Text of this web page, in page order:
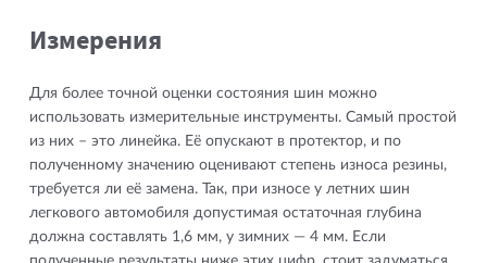
Измерения
Для более точной оценки состояния шин можно
использовать измерительные инструменты. Самый простой
из них – это линейка. Её опускают в протектор, и по
полученному значению оценивают степень износа резины,
требуется ли её замена. Так, при износе у летних шин
легкового автомобиля допустимая остаточная глубина
должна составлять 1,6 мм, у зимних — 4 мм. Если